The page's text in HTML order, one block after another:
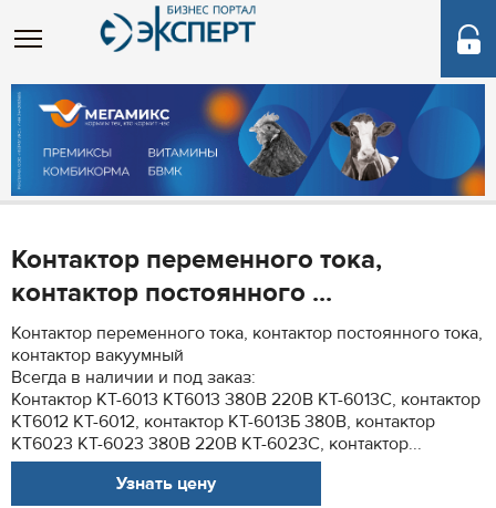
Контактор переменного тока,
контактор постоянного ...
Контактор переменного тока, контактор постоянного тока,
контактор вакуумный
Всегда в наличии и под заказ:
Контактор КТ-6013 КТ6013 380В 220В КТ-6013С, контактор
КТ6012 КТ-6012, контактор КТ-6013Б 380В, контактор
КТ6023 КТ-6023 380В 220В КТ-6023С, контактор...
Узнать цену